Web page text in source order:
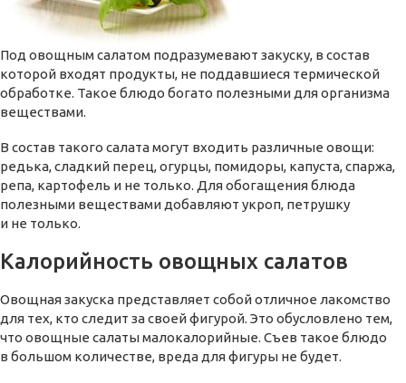
Под овощным салатом подразумевают закуску, в состав
которой входят продукты, не поддавшиеся термической
обработке. Такое блюдо богато полезными для организма
веществами.
В состав такого салата могут входить различные овощи:
редька, сладкий перец, огурцы, помидоры, капуста, спаржа,
репа, картофель и не только. Для обогащения блюда
полезными веществами добавляют укроп, петрушку
и не только.
Калорийность овощных салатов
Овощная закуска представляет собой отличное лакомство
для тех, кто следит за своей фигурой. Это обусловлено тем,
что овощные салаты малокалорийные. Съев такое блюдо
в большом количестве, вреда для фигуры не будет.